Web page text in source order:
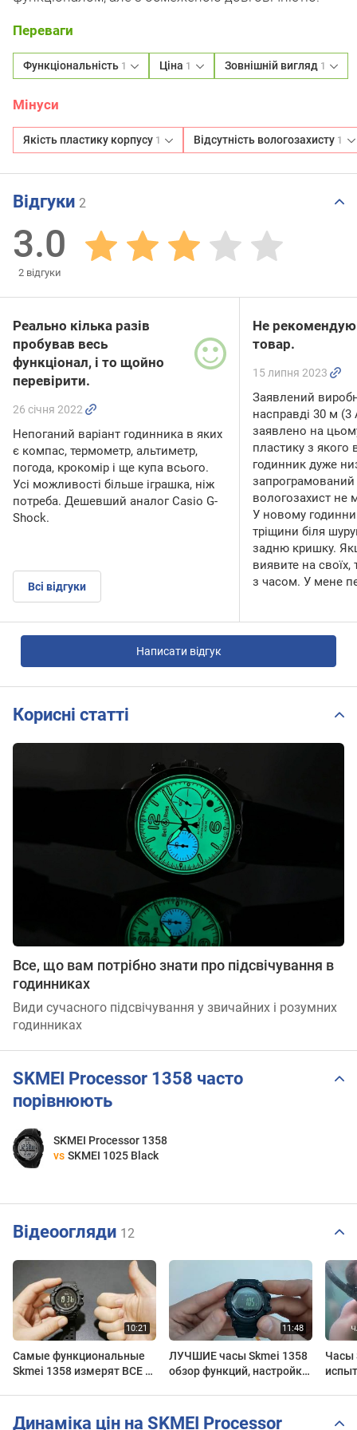
Переваги
Функціональність 1 Ціна 1 Зовнішній вигляд 1
Мінуси
Якість пластику корпусу 1 Відсутність вологозахисту 1
Відгуки 2
3.0
2 відгуки
Реально кілька разів
пробував весь
функціонал, і то щойно
перевірити.
26 січня 2022
Непоганий варіант годинника в яких
є компас, термометр, альтиметр,
погода, крокомір і ще купа всього.
Усі можливості більше іграшка, ніж
потреба. Дешевший аналог Casio G-
Shock.
Всі відгуки
Не
товар.
15 липня 2023
Заявлений
насправді 30 м
заявлено на
пластику з якого
годинник дуже
вологозахист не
У новому
тріщини біля
задню кришку.
виявите на
з часом. У мене
Написати відгук
Корисні статті
Все, що вам потрібно знати про підсвічування в
годинниках
Види сучасного підсвічування у звичайних і розумних
годинниках
SKMEI Processor 1358 часто
порівнюють
SKMEI Processor 1358
vs SKMEI 1025 Black
Відеоогляди 12
Самые функциональные
Skmei 1358 измерят ВСЕ -
ЛУЧШИЕ часы Skmei 1358
обзор функций, настройка,
Часы
Динаміка цін на SKMEI Processor